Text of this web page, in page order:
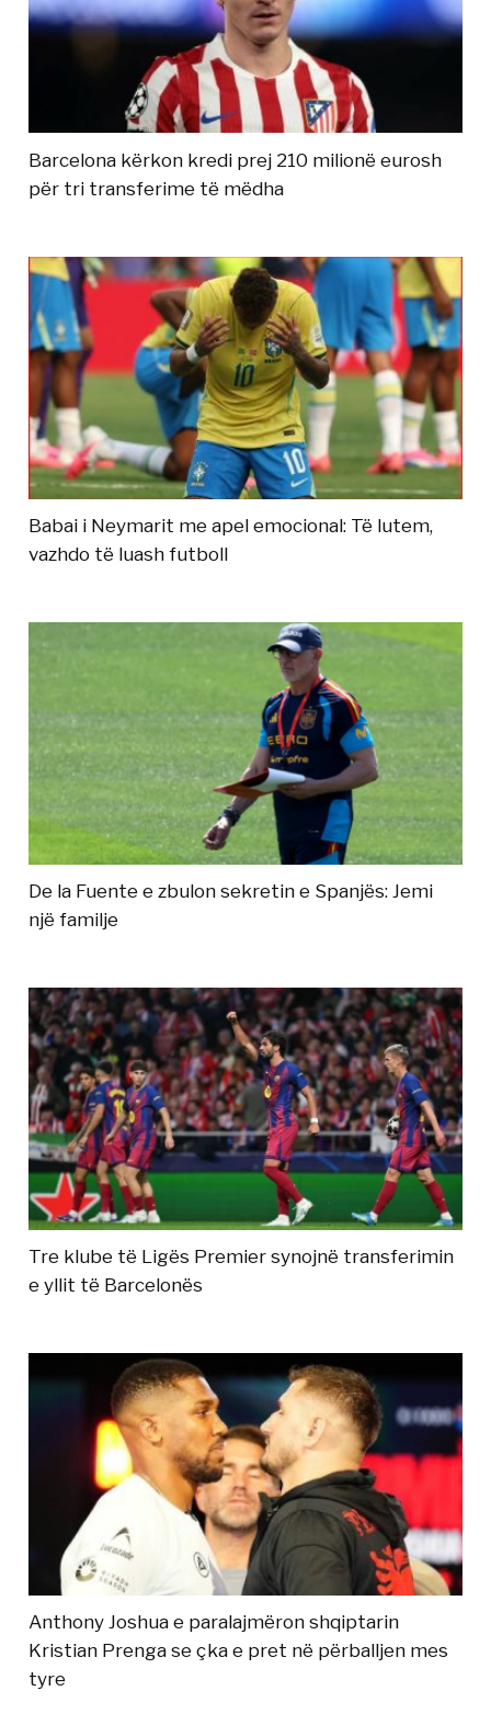
Barcelona kërkon kredi prej 210 milionë eurosh
për tri transferime të mëdha
Babai i Neymarit me apel emocional: Të lutem,
vazhdo të luash futboll
De la Fuente e zbulon sekretin e Spanjës: Jemi
një familje
Tre klube të Ligës Premier synojnë transferimin
e yllit të Barcelonës
Anthony Joshua e paralajmëron shqiptarin
Kristian Prenga se çka e pret në përballjen mes
tyre